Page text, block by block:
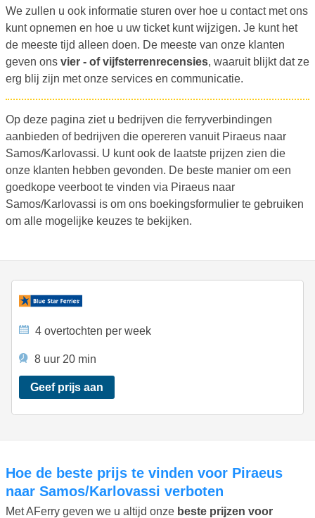
We zullen u ook informatie sturen over hoe u contact met ons
kunt opnemen en hoe u uw ticket kunt wijzigen. Je kunt het
de meeste tijd alleen doen. De meeste van onze klanten
geven ons vier - of vijfsterrenrecensies, waaruit blijkt dat ze
erg blij zijn met onze services en communicatie.
Op deze pagina ziet u bedrijven die ferryverbindingen
aanbieden of bedrijven die opereren vanuit Piraeus naar
Samos/Karlovassi. U kunt ook de laatste prijzen zien die
onze klanten hebben gevonden. De beste manier om een
goedkope veerboot te vinden via Piraeus naar
Samos/Karlovassi is om ons boekingsformulier te gebruiken
om alle mogelijke keuzes te bekijken.
4 overtochten per week
8 uur 20 min
Geef prijs aan
Hoe de beste prijs te vinden voor Piraeus
naar Samos/Karlovassi verboten
Met AFerry geven we u altijd onze beste prijzen voor